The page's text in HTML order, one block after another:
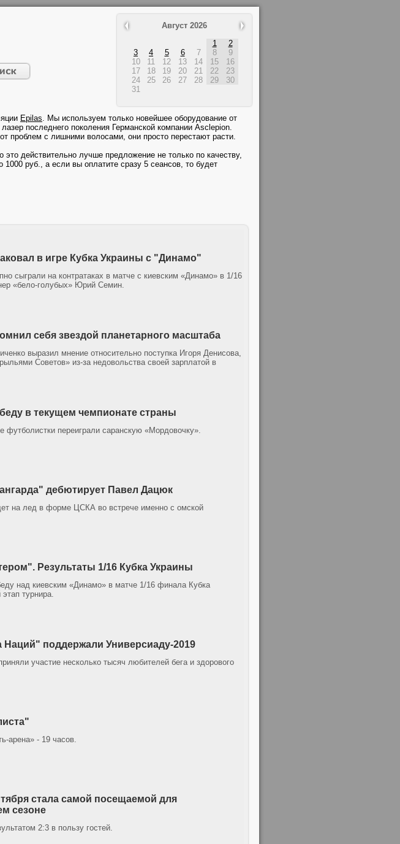
Август 2026
1
2
3
4 5 6 7 8
9
10
11 12 13 14 15
16
17
18 19 20 21 22
23
24
25 26 27 28 29
30
31
Epilas. Мы используем только новейшее оборудование от
последнего поколения Германской компании Asclepion.
проблем с лишними волосами, они просто перестают расти.
действительно лучше предложение не только по качеству,
1000 руб., а если вы оплатите сразу 5 сеансов, то будет
в игре Кубка Украины с "Динамо"
сыграли на контратаках в матче с киевским «Динамо» в 1/16
«бело-голубых» Юрий Семин.
себя звездой планетарного масштаба
выразил мнение относительно поступка Игоря Денисова,
Советов» из-за недовольства своей зарплатой в
в текущем чемпионате страны
футболистки переиграли саранскую «Мордовочку».
дебютирует Павел Дацюк
на лед в форме ЦСКА во встрече именно с омской
Результаты 1/16 Кубка Украины
над киевским «Динамо» в матче 1/16 финала Кубка
турнира.
Наций" поддержали Универсиаду-2019
участие несколько тысяч любителей бега и здорового
арена» - 19 часов.
стала самой посещаемой для
сезоне
2:3 в пользу гостей.